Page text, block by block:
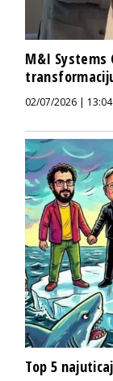
M&I Systems
02/07/2026 | 13:04
Top 5